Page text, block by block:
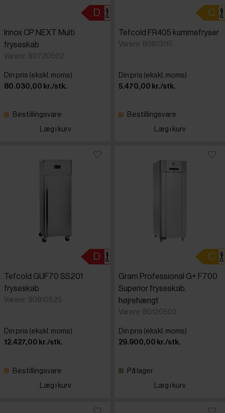
Irinox CP NEXT Multi
fryseskab
Varenr: 80720502
Din pris (ekskl. moms)
80.030,00 kr./stk.
Bestillingsvare
Læg i kurv
Tefcold FR405 kummefryser
Varenr: 80813115
Din pris (ekskl. moms)
5.470,00 kr./stk.
Bestillingsvare
Læg i kurv
Tefcold GUF70 SS201
fryseskab
Varenr: 80810525
Din pris (ekskl. moms)
12.427,00 kr./stk.
Bestillingsvare
Læg i kurv
Gram Professional G+ F700
Superior fryseskab,
højrehængt
Varenr: 80120503
Din pris (ekskl. moms)
29.900,00 kr./stk.
På lager
Læg i kurv